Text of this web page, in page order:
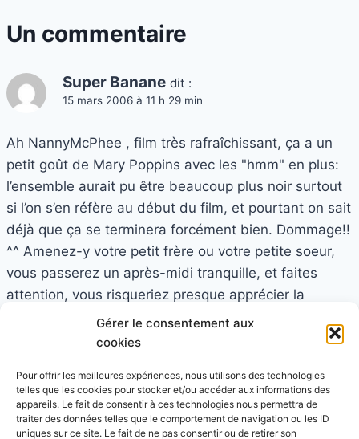
Gérer le consentement aux
cookies
Pour offrir les meilleures expériences, nous utilisons des technologies
telles que les cookies pour stocker et/ou accéder aux informations des
appareils. Le fait de consentir à ces technologies nous permettra de
traiter des données telles que le comportement de navigation ou les ID
uniques sur ce site. Le fait de ne pas consentir ou de retirer son
Un commentaire
Super Banane dit :
15 mars 2006 à 11 h 29 min
Ah NannyMcPhee , film très rafraîchissant, ça a un
petit goût de Mary Poppins avec les "hmm" en plus:
l’ensemble aurait pu être beaucoup plus noir surtout
si l’on s’en réfère au début du film, et pourtant on sait
déjà que ça se terminera forcément bien. Dommage!!
^^ Amenez-y votre petit frère ou votre petite soeur,
vous passerez un après-midi tranquille, et faites
attention, vous risqueriez presque apprécier la
"mièvrerie" déstinée à adoucir votre cadet(te).
Quant au cannibal, je suis sacrément à la bourre ce
matin, donc vous vous contenterez du commentaire
de PM, oui je suis sincerement désolé.